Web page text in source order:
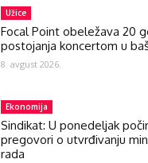
Užice
Focal Point obeležava 20
postojanja koncertom u
8. avgust 2026.
Ekonomija
Sindikat: U ponedeljak
pregovori o utvrđivanju
rada